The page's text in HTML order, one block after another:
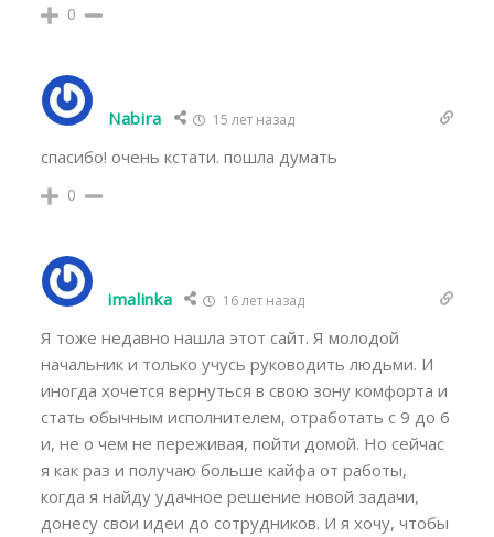
0
Nabira 15 лет назад
спасибо! очень кстати. пошла думать
0
imalinka 16 лет назад
Я тоже недавно нашла этот сайт. Я молодой
начальник и только учусь руководить людьми. И
иногда хочется вернуться в свою зону комфорта и
стать обычным исполнителем, отработать с 9 до 6
и, не о чем не переживая, пойти домой. Но сейчас
я как раз и получаю больше кайфа от работы,
когда я найду удачное решение новой задачи,
донесу свои идеи до сотрудников. И я хочу, чтобы